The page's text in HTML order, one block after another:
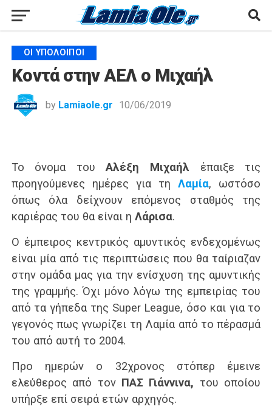
ΟΙ ΥΠΌΛΟΙΠΟΙ
Κοντά στην ΑΕΛ ο Μιχαήλ
by Lamiaole.gr 10/06/2019
Το όνομα τουΑλέξη Μιχαήλ έπαιξε τις
προηγούμενες ημέρες για τηΛαμία, ωστόσο
όπως όλα δείχνουν επόμενος σταθμός της
καριέρας του θα είναι η Λάρισα.
Ο έμπειρος κεντρικός αμυντικός ενδεχομένως
είναι μία από τις περιπτώσεις που θα ταίριαζαν
στην ομάδα μας για την ενίσχυση της αμυντικής
της γραμμής. Όχι μόνο λόγω της εμπειρίας του
από τα γήπεδα της Super League, όσο και για το
γεγονός πως γνωρίζει τη Λαμία από το πέρασμά
του από αυτή το 2004.
Προ ημερών ο 32χρονος στόπερ έμεινε
ελεύθερος από τον ΠΑΣ Γιάννινα, του οποίου
υπήρξε επί σειρά ετών αρχηγός.